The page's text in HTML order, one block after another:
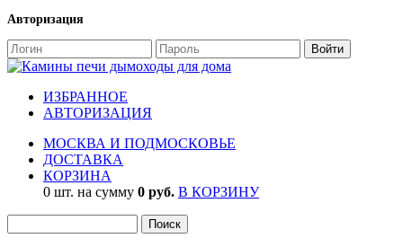
Авторизация
ИЗБРАННОЕ
АВТОРИЗАЦИЯ
МОСКВА И ПОДМОСКОВЬЕ
ДОСТАВКА
КОРЗИНА
0 шт. на сумму 0 руб. В КОРЗИНУ